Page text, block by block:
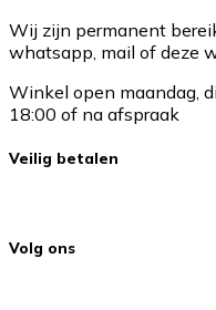
Wij zijn permanent
whatsapp, mail of deze
Winkel open maandag,
18:00 of na afspraak
Veilig betalen
Volg ons